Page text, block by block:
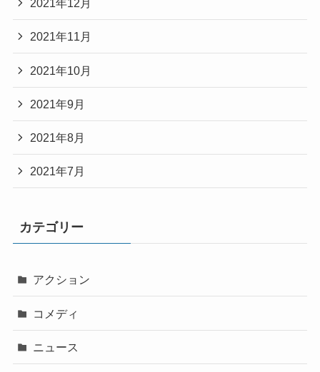
2021年12月
2021年11月
2021年10月
2021年9月
2021年8月
2021年7月
カテゴリー
アクション
コメディ
ニュース